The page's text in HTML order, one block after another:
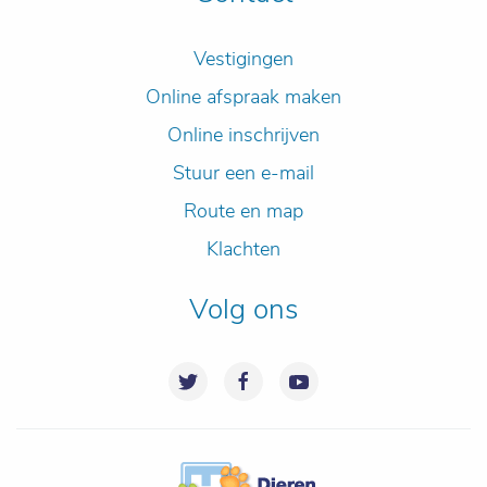
Vestigingen
Online afspraak maken
Online inschrijven
Stuur een e-mail
Route en map
Klachten
Volg ons